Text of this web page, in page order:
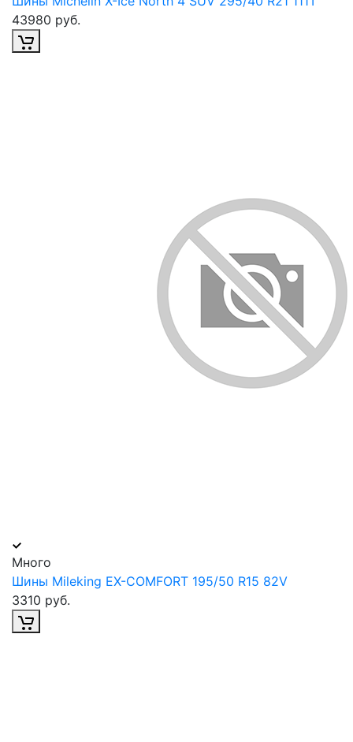
43980 руб.
Много
Шины Mileking EX-COMFORT 195/50 R15 82V
3310 руб.